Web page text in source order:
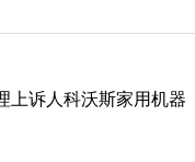
上诉人科沃斯家用机器